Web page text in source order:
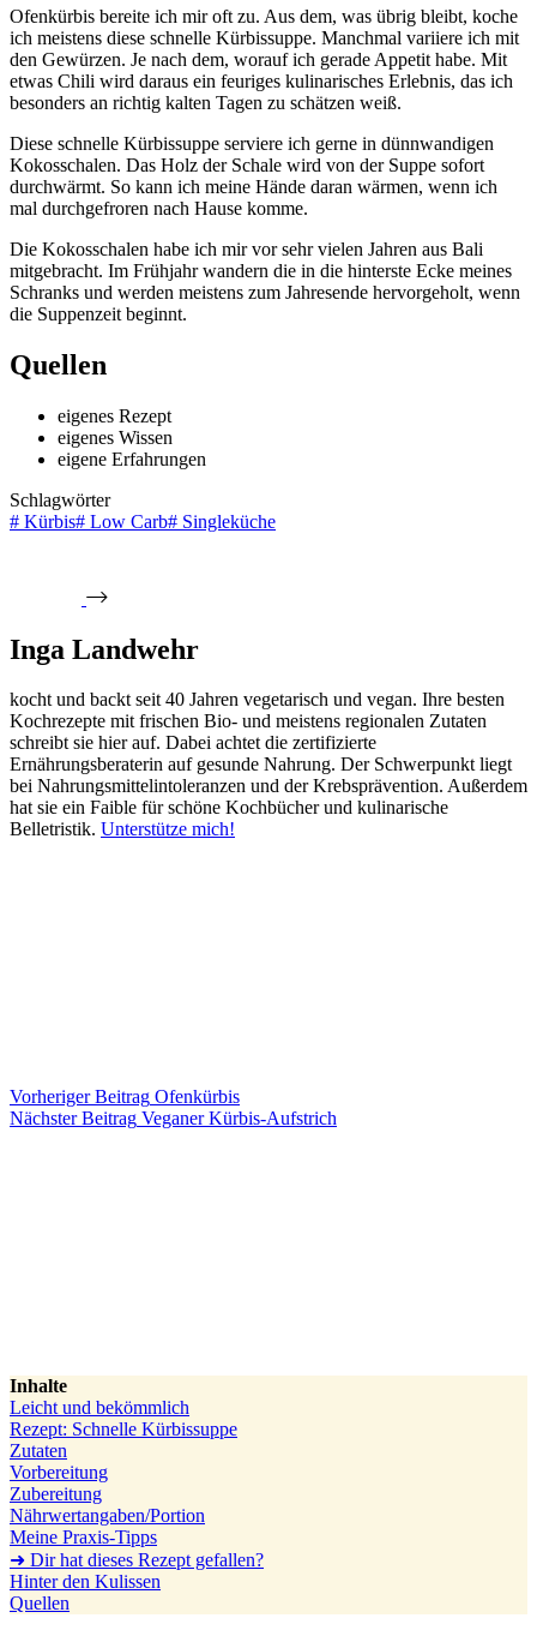
Ofenkürbis bereite ich mir oft zu. Aus dem, was übrig bleibt, koche
ich meistens diese schnelle Kürbissuppe. Manchmal variiere ich mit
den Gewürzen. Je nach dem, worauf ich gerade Appetit habe. Mit
etwas Chili wird daraus ein feuriges kulinarisches Erlebnis, das ich
besonders an richtig kalten Tagen zu schätzen weiß.
Diese schnelle Kürbissuppe serviere ich gerne in dünnwandigen
Kokosschalen. Das Holz der Schale wird von der Suppe sofort
durchwärmt. So kann ich meine Hände daran wärmen, wenn ich
mal durchgefroren nach Hause komme.
Die Kokosschalen habe ich mir vor sehr vielen Jahren aus Bali
mitgebracht. Im Frühjahr wandern die in die hinterste Ecke meines
Schranks und werden meistens zum Jahresende hervorgeholt, wenn
die Suppenzeit beginnt.
Quellen
eigenes Rezept
eigenes Wissen
eigene Erfahrungen
Schlagwörter
# Kürbis# Low Carb# Singleküche
Inga Landwehr
kocht und backt seit 40 Jahren vegetarisch und vegan. Ihre besten
Kochrezepte mit frischen Bio- und meistens regionalen Zutaten
schreibt sie hier auf. Dabei achtet die zertifizierte
Ernährungsberaterin auf gesunde Nahrung. Der Schwerpunkt liegt
bei Nahrungsmittelintoleranzen und der Krebsprävention. Außerdem
hat sie ein Faible für schöne Kochbücher und kulinarische
Belletristik. Unterstütze mich!
VorherigerBeitrag Ofenkürbis
NächsterBeitrag Veganer Kürbis-Aufstrich
Inhalte
Leicht und bekömmlich
Rezept: Schnelle Kürbissuppe
Zutaten
Vorbereitung
Zubereitung
Nährwertangaben/Portion
Meine Praxis-Tipps
➜ Dir hat dieses Rezept gefallen?
Hinter den Kulissen
Quellen